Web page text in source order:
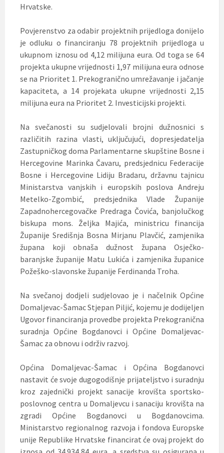
Hrvatske.
Povjerenstvo za odabir projektnih prijedloga donijelo
je odluku o financiranju 78 projektnih prijedloga u
ukupnom iznosu od 4,12 milijuna eura. Od toga se 64
projekta ukupne vrijednosti 1,97 milijuna eura odnose
se na Prioritet 1. Prekogranično umrežavanje i jačanje
kapaciteta, a 14 projekata ukupne vrijednosti 2,15
milijuna eura na Prioritet 2. Investicijski projekti.
Na svečanosti su sudjelovali brojni dužnosnici s
različitih razina vlasti, uključujući, dopresjedatelja
Zastupničkog doma Parlamentarne skupštine Bosne i
Hercegovine Marinka Čavaru, predsjednicu Federacije
Bosne i Hercegovine Lidiju Bradaru, državnu tajnicu
Ministarstva vanjskih i europskih poslova Andreju
Metelko-Zgombić, predsjednika Vlade Županije
Zapadnohercegovačke Predraga Čovića, banjolučkog
biskupa mons. Željka Majića, ministricu financija
Županije Središnja Bosna Mirjanu Plavčić, zamjenika
župana koji obnaša dužnost župana Osječko-
baranjske županije Matu Lukića i zamjenika županice
Požeško-slavonske županije Ferdinanda Troha.
Na svečanoj dodjeli sudjelovao je i načelnik Općine
Domaljevac-Šamac Stjepan Piljić, kojemu je dodijeljen
Ugovor financiranja provedbe projekta Prekogranična
suradnja Općine Bogdanovci i Općine Domaljevac-
Šamac za obnovu i održiv razvoj.
Općina Domaljevac-Šamac i Općina Bogdanovci
nastavit će svoje dugogodišnje prijateljstvo i suradnju
kroz zajednički projekt sanacije krovišta sportsko-
poslovnog centra u Domaljevcu i sanaciju krovišta na
zgradi Općine Bogdanovci u Bogdanovcima.
Ministarstvo regionalnog razvoja i fondova Europske
unije Republike Hrvatske financirat će ovaj projekt do